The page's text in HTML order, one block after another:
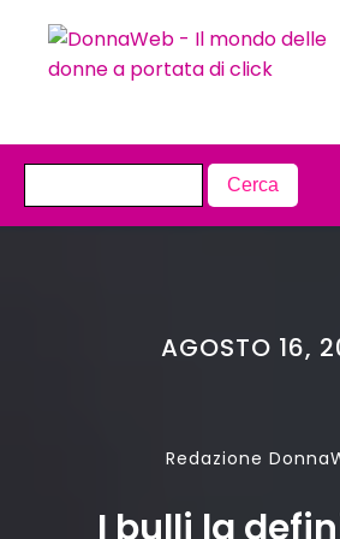
AGOSTO 16,
Redazione
I bulli la